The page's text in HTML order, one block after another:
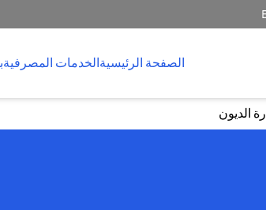
الصفحة الرئيسيةالخدمات المصرفية
الديون